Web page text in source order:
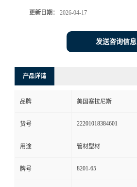
留
言
更新日期： 2026-04-17
发送咨询信息
产品详请
品牌 美国塞拉尼斯
货号 22201018384601
用途 管材型材
牌号 8201-65